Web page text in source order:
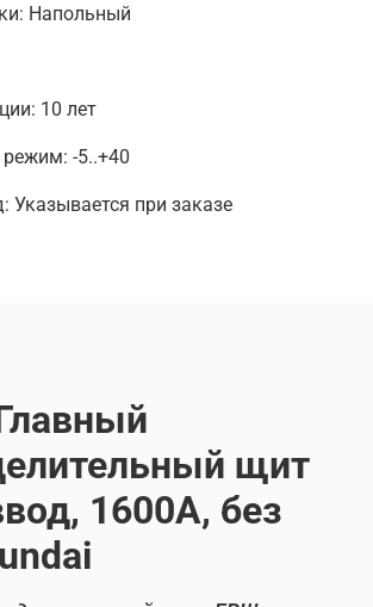
Напольный
10 лет
-5..+40
Указывается при заказе
щит
1600А, без